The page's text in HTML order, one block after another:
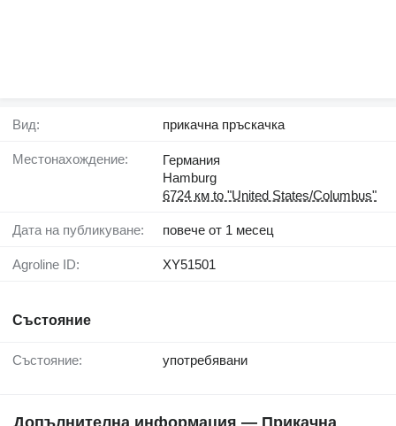
Вид: прикачна пръскачка
Местонахождение:
Германия
Hamburg
6724 км to "United States/Columbus"
Дата на публикуване: повече от 1 месец
Agroline ID: XY51501
Състояние
Състояние: употребявани